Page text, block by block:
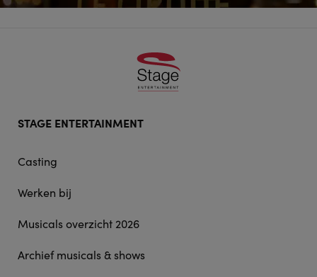
STAGE ENTERTAINMENT
Casting
Werken bij
Musicals overzicht 2026
Archief musicals & shows